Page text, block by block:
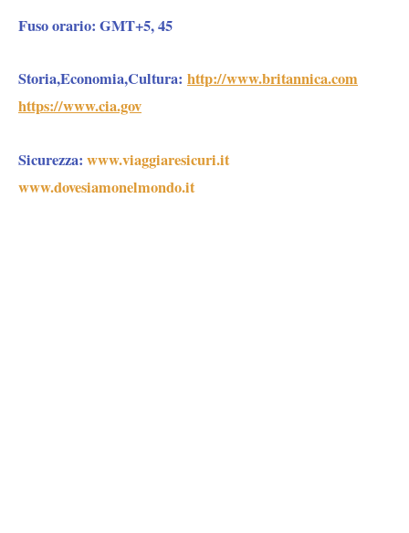
Fuso orario: GMT+5, 45
Storia,Economia,Cultura: http://www.britannica.com
https://www.cia.gov
Sicurezza: www.viaggiaresicuri.it
www.dovesiamonelmondo.it